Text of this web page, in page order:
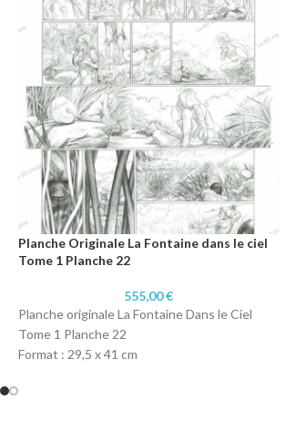
Planche Originale La Fontaine dans le ciel
Tome 1 Planche 22
555,00€
Planche originale La Fontaine Dans le Ciel
Tome 1 Planche 22
Format : 29,5 x 41 cm